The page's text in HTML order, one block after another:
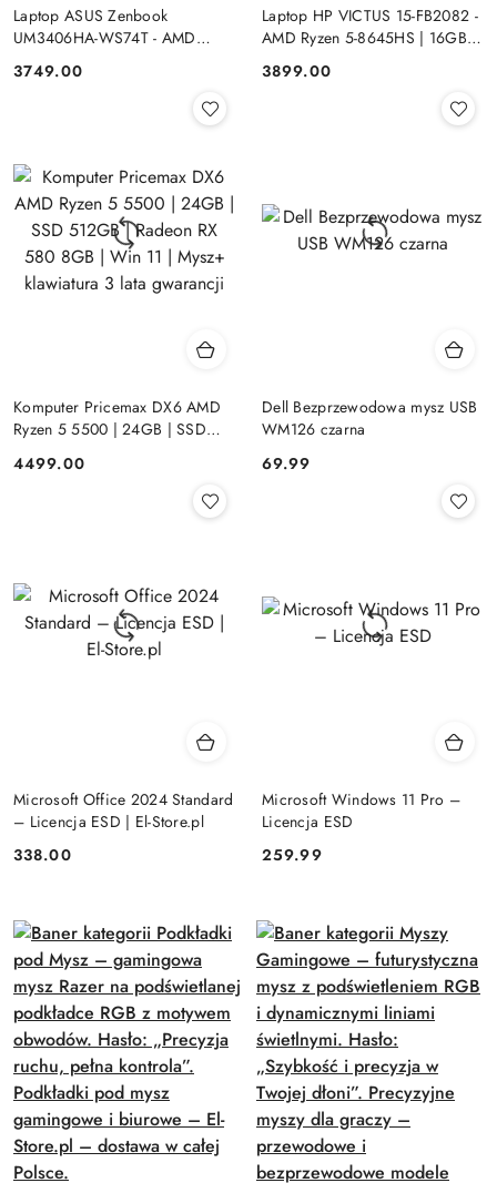
Laptop ASUS Zenbook
UM3406HA-WS74T - AMD
512GB | 14" OLED (1920x1200)
Cena:
3749.00
Laptop HP VICTUS 15-FB2082 -
AMD Ryzen 5-8645HS | 16GB |
GeForce RTX 4050 6144MB |
Cena:
3899.00
Komputer Pricemax DX6 AMD
Ryzen 5 5500 | 24GB | SSD
Win 11 | Mysz+ klawiatura 3 lata
Cena:
4499.00
Dell Bezprzewodowa mysz USB
WM126 czarna
Cena:
69.99
Microsoft Office 2024 Standard
– Licencja ESD | El-Store.pl
Cena:
338.00
Microsoft Windows 11 Pro –
Licencja ESD
Cena:
259.99